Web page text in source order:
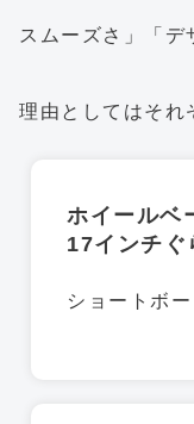
スムーズさ」「デ
理由としてはそれ
ホイールベ
17インチぐ
ショートボ